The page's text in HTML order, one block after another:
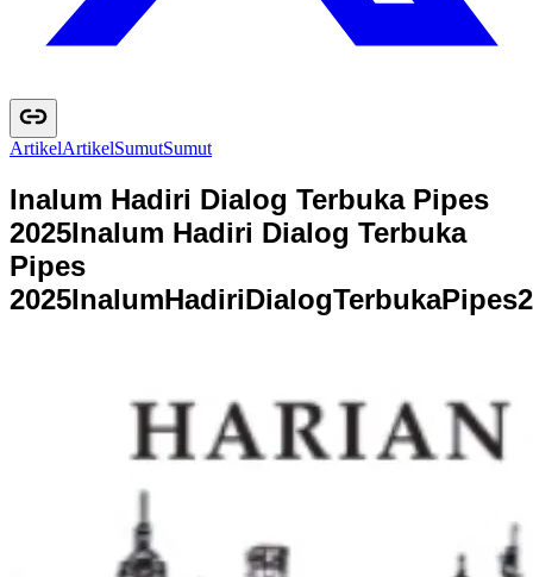
ArtikelArtikelSumutSumut
Inalum Hadiri Dialog Terbuka Pipes
2025Inalum Hadiri Dialog Terbuka
Pipes
2025InalumHadiriDialogTerbukaPipes2